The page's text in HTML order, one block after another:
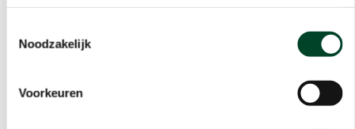
Noodzakelijk
Voorkeuren